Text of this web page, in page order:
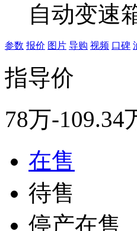
自动变速
参数 报价 图片 导购 视频 口碑
指导价
78万-109.34
在售
待售
停产在售